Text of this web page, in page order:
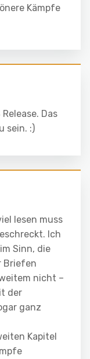
Kämpfe
Das
sein. :)
lesen muss
Ich
Sinn, die
Briefen
nicht –
der
ganz
Kapitel